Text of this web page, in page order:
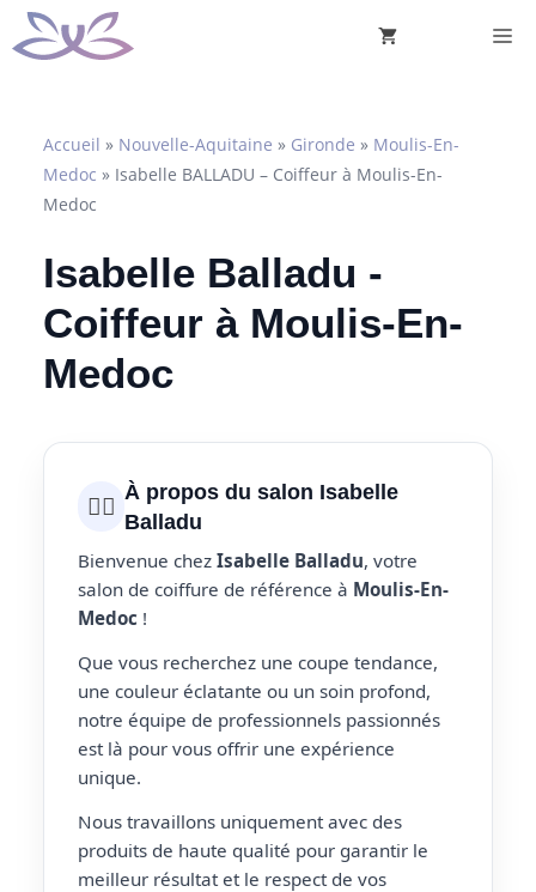
Aller
au
Accueil » Nouvelle-Aquitaine » Gironde » Moulis-En-
Medoc » Isabelle BALLADU – Coiffeur à Moulis-En-
Medoc
Isabelle Balladu -
Coiffeur à Moulis-En-
Medoc
💇‍♀️ À propos du salon Isabelle
Balladu
Bienvenue chez Isabelle Balladu, votre
salon de coiffure de référence à Moulis-En-
Medoc !
Que vous recherchez une coupe tendance,
une couleur éclatante ou un soin profond,
notre équipe de professionnels passionnés
est là pour vous offrir une expérience
unique.
Nous travaillons uniquement avec des
produits de haute qualité pour garantir le
meilleur résultat et le respect de vos